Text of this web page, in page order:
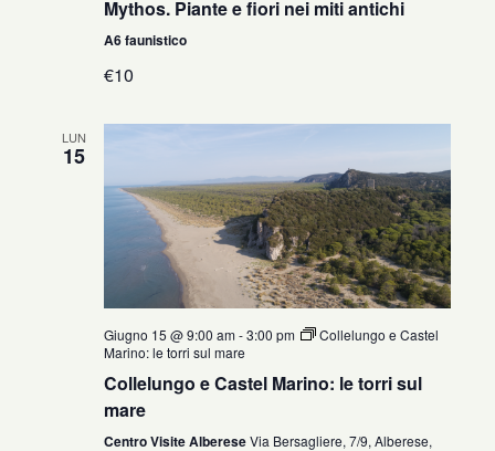
Mythos. Piante e fiori nei miti antichi
A6 faunistico
€10
LUN
15
Giugno 15 @ 9:00 am-3:00 pm
Collelungo e Castel
Marino: le torri sul mare
Collelungo e Castel Marino: le torri sul
mare
Centro Visite AlbereseVia Bersagliere, 7/9, Alberese,